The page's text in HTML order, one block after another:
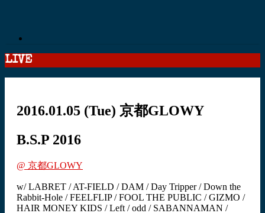
LIVE
2016.01.05 (Tue) 京都GLOWY
B.S.P 2016
@ 京都GLOWY
w/ LABRET / AT-FIELD / DAM / Day Tripper / Down the
Rabbit-Hole / FEELFLIP / FOOL THE PUBLIC / GIZMO /
HAIR MONEY KIDS / Left / odd / SABANNAMAN /